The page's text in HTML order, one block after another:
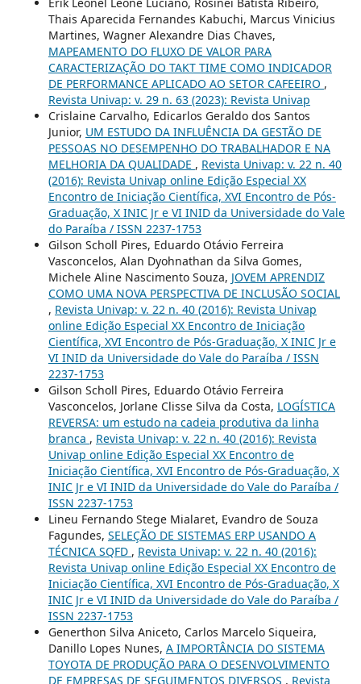
Thais Aparecida Fernandes Kabuchi, Marcus Vinicius
Martines, Wagner Alexandre Dias Chaves,
MAPEAMENTO DO FLUXO DE VALOR PARA
CARACTERIZAÇÃO DO TAKT TIME COMO INDICADOR
DE PERFORMANCE APLICADO AO SETOR CAFEEIRO ,
Revista Univap: v. 29 n. 63 (2023): Revista Univap
Crislaine Carvalho, Edicarlos Geraldo dos Santos
Junior, UM ESTUDO DA INFLUÊNCIA DA GESTÃO DE
PESSOAS NO DESEMPENHO DO TRABALHADOR E NA
MELHORIA DA QUALIDADE , Revista Univap: v. 22 n. 40
(2016): Revista Univap online Edição Especial XX
Encontro de Iniciação Científica, XVI Encontro de Pós-
Graduação, X INIC Jr e VI INID da Universidade do Vale
do Paraíba / ISSN 2237-1753
Gilson Scholl Pires, Eduardo Otávio Ferreira
Vasconcelos, Alan Dyohnathan da Silva Gomes,
Michele Aline Nascimento Souza, JOVEM APRENDIZ
COMO UMA NOVA PERSPECTIVA DE INCLUSÃO SOCIAL
, Revista Univap: v. 22 n. 40 (2016): Revista Univap
online Edição Especial XX Encontro de Iniciação
Científica, XVI Encontro de Pós-Graduação, X INIC Jr e
VI INID da Universidade do Vale do Paraíba / ISSN
2237-1753
Gilson Scholl Pires, Eduardo Otávio Ferreira
Vasconcelos, Jorlane Clisse Silva da Costa, LOGÍSTICA
REVERSA: um estudo na cadeia produtiva da linha
branca , Revista Univap: v. 22 n. 40 (2016): Revista
Univap online Edição Especial XX Encontro de
Iniciação Científica, XVI Encontro de Pós-Graduação, X
INIC Jr e VI INID da Universidade do Vale do Paraíba /
ISSN 2237-1753
Lineu Fernando Stege Mialaret, Evandro de Souza
Fagundes, SELEÇÃO DE SISTEMAS ERP USANDO A
TÉCNICA SQFD , Revista Univap: v. 22 n. 40 (2016):
Revista Univap online Edição Especial XX Encontro de
Iniciação Científica, XVI Encontro de Pós-Graduação, X
INIC Jr e VI INID da Universidade do Vale do Paraíba /
ISSN 2237-1753
Generthon Silva Aniceto, Carlos Marcelo Siqueira,
Danillo Lopes Nunes, A IMPORTÂNCIA DO SISTEMA
TOYOTA DE PRODUÇÃO PARA O DESENVOLVIMENTO
DE EMPRESAS DE SEGUIMENTOS DIVERSOS , Revista